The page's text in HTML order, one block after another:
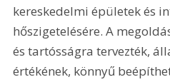
kereskedelmi épületek és
hőszigetelésére. A
és tartósságra tervezték,
értékének, könnyű